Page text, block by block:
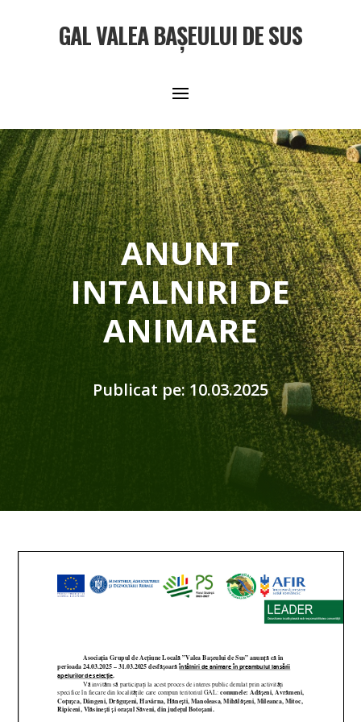
GAL VALEA BAȘEULUI DE SUS
ANUNT
INTALNIRI DE
ANIMARE
Publicat pe: 10.03.2025